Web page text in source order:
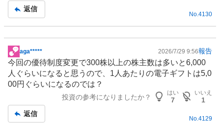
返信
No. 4130
掲
示
板
記
aga***** 2026/7/29 9:56報告
今回の優待制度変更で300株以上の株主数は多いと6,000
人ぐらいになると思うので、1人あたりの電子ギフトは5,0
00円ぐらいになるのでは？
投資の参考になりましたか？
はい
7
いいえ
1
返信
No.4129